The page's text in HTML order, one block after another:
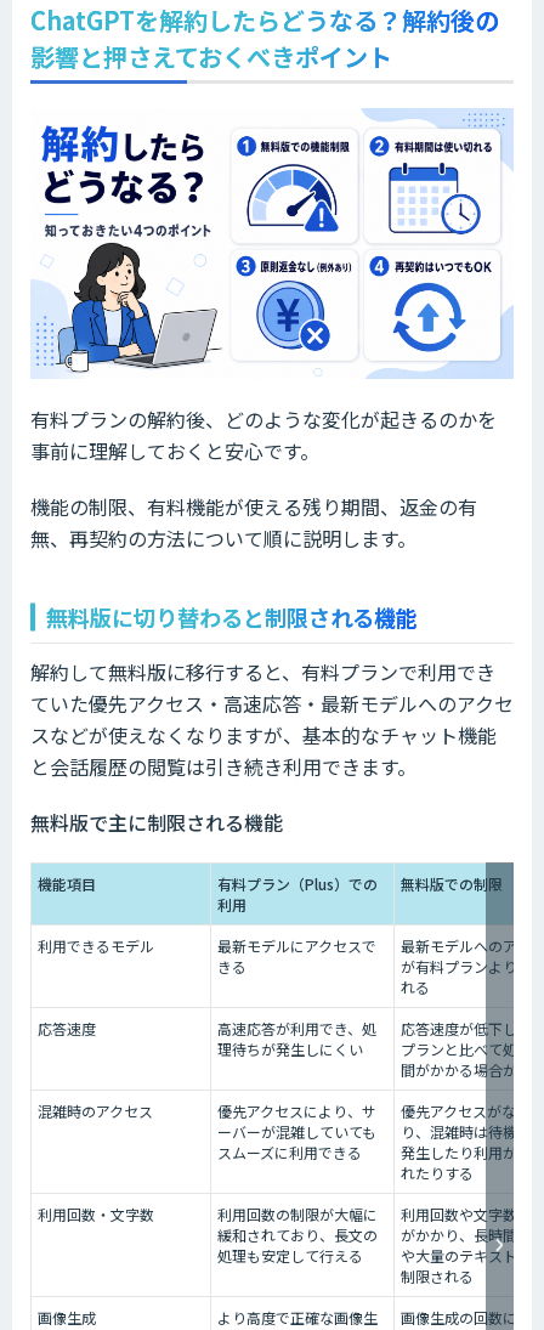
ChatGPTを解約したらどうなる？解約後の
影響と押さえておくべきポイント
有料プランの解約後、どのような変化が起きるのかを
事前に理解しておくと安心です。
機能の制限、有料機能が使える残り期間、返金の有
無、再契約の方法について順に説明します。
無料版に切り替わると制限される機能
解約して無料版に移行すると、有料プランで利用でき
ていた優先アクセス・高速応答・最新モデルへのアクセ
スなどが使えなくなりますが、基本的なチャット機能
と会話履歴の閲覧は引き続き利用できます。
無料版で主に制限される機能
機能項目
有料プラン（Plus）での
利用
無料版での制限
利用できるモデル
最新モデルにアクセスで
きる
最新モデルへのアク
が有料プランより制
れる
応答速度
高速応答が利用でき、処
理待ちが発生しにくい
応答速度が低下し、
プランと比べて処理
間がかかる場合があ
混雑時のアクセス
優先アクセスにより、サ
ーバーが混雑していても
スムーズに利用できる
優先アクセスがなくな
り、混雑時は待機時
発生したり利用が制
れたりする
利用回数・文字数
利用回数の制限が大幅に
緩和されており、長文の
処理も安定して行える
利用回数や文字数に
がかかり、長時間の
や大量のテキスト処
制限される
画像生成
より高度で正確な画像生
画像生成の回数に上